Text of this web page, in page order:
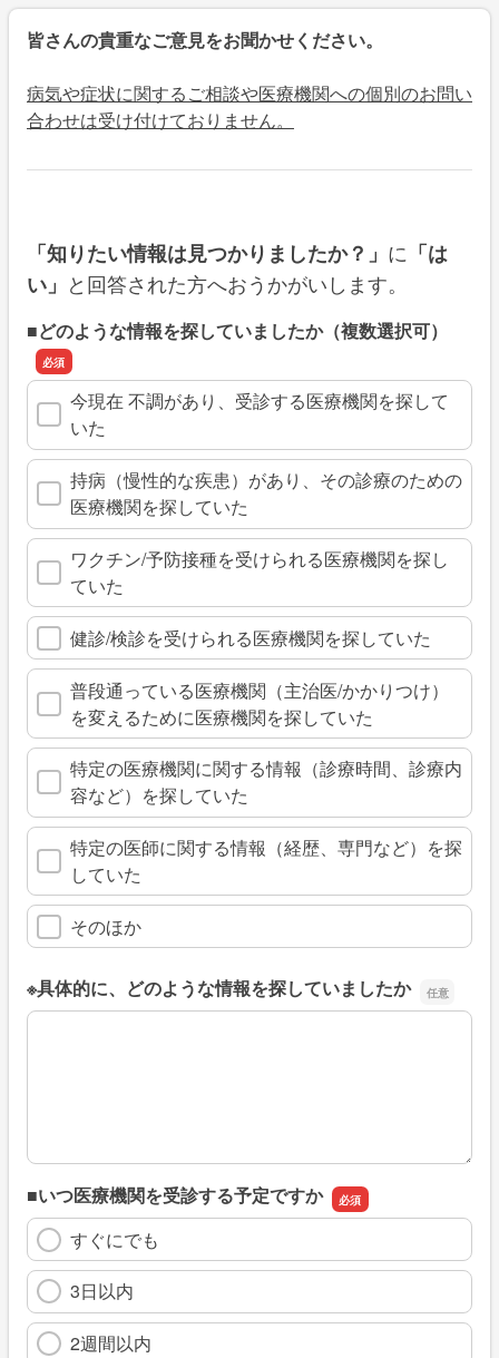
皆さんの貴重なご意見をお聞かせください。
病気や症状に関するご相談や医療機関への個別のお問い
合わせは受け付けておりません。
「知りたい情報は見つかりましたか？」 に 「は
い」 と回答された方へおうかがいします。
■どのような情報を探していましたか（複数選択可）
今現在 不調があり、受診する医療機関を探して
いた
持病（慢性的な疾患）があり、その診療のための
医療機関を探していた
ワクチン/予防接種を受けられる医療機関を探し
ていた
健診/検診を受けられる医療機関を探していた
普段通っている医療機関（主治医/かかりつけ）
を変えるために医療機関を探していた
特定の医療機関に関する情報（診療時間、診療内
容など）を探していた
特定の医師に関する情報（経歴、専門など）を探
していた
そのほか
※具体的に、どのような情報を探していましたか
※具体的に、どのような情報を探していましたか
■いつ医療機関を受診する予定ですか
すぐにでも
3日以内
2週間以内